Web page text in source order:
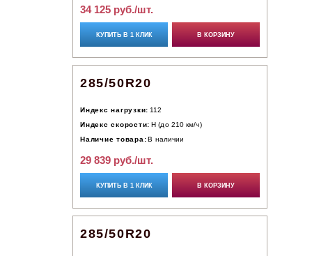
34 125 руб./шт.
КУПИТЬ В 1 КЛИК В КОРЗИНУ
285/50R20
Индекс нагрузки: 112
Индекс скорости: H (до 210 км/ч)
Наличие товара: В наличии
29 839 руб./шт.
КУПИТЬ В 1 КЛИК В КОРЗИНУ
285/50R20